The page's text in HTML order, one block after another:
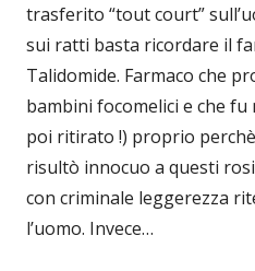
trasferito “tout court”
sui ratti basta ricordare il
Talidomide. Farmaco che
bambini focomelici e che fu
poi ritirato !) proprio
risultò innocuo a questi
con criminale leggerezza
l’uomo. Invece…